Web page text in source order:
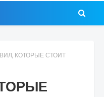
КОТОРЫЕ СТОИТ